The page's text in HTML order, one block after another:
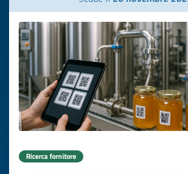
Ricerca fornitore